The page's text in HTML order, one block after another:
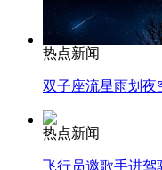
热点新闻
双子座流星雨划夜
热点新闻
飞行员邀歌手进驾